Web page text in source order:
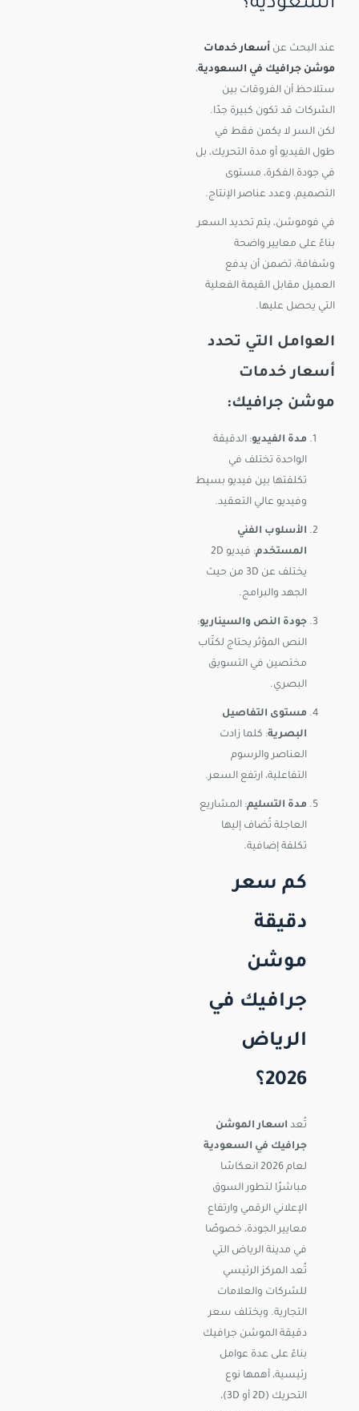
عند البحث عن أسعار خدمات
موشن جرافيك في السعودية،
ستلاحظ أن الفروقات بين
الشركات قد تكون كبيرة جدًا.
لكن السر لا يكمن فقط في
طول الفيديو أو مدة التحريك، بل
في جودة الفكرة، مستوى
التصميم، وعدد عناصر الإنتاج.
في فوموشن، يتم تحديد السعر
بناءً على معايير واضحة
وشفافة، تضمن أن يدفع
العميل مقابل القيمة الفعلية
التي يحصل عليها.
العوامل التي تحدد
أسعار خدمات
موشن جرافيك:
مدة الفيديو: الدقيقة
الواحدة تختلف في
تكلفتها بين فيديو بسيط
وفيديو عالي التعقيد.
الأسلوب الفني
المستخدم
: فيديو 2D
يختلف عن 3D من حيث
الجهد والبرامج.
جودة النص والسيناريو:
النص المؤثر يحتاج لكتّاب
مختصين في التسويق
البصري.
مستوى التفاصيل
البصرية: كلما زادت
العناصر والرسوم
التفاعلية، ارتفع السعر.
مدة التسليم: المشاريع
العاجلة تُضاف إليها
تكلفة إضافية.
كم سعر
دقيقة
موشن
جرافيك في
الرياض
2026؟
تُعد اسعار الموشن
جرافيك في السعودية
لعام 2026 انعكاسًا
مباشرًا لتطور السوق
الإعلاني الرقمي وارتفاع
معايير الجودة، خصوصًا
في مدينة الرياض التي
تُعد المركز الرئيسي
للشركات والعلامات
التجارية. ويختلف سعر
دقيقة الموشن جرافيك
بناءً على عدة عوامل
رئيسية، أهمها نوع
التحريك (2D أو 3D)،